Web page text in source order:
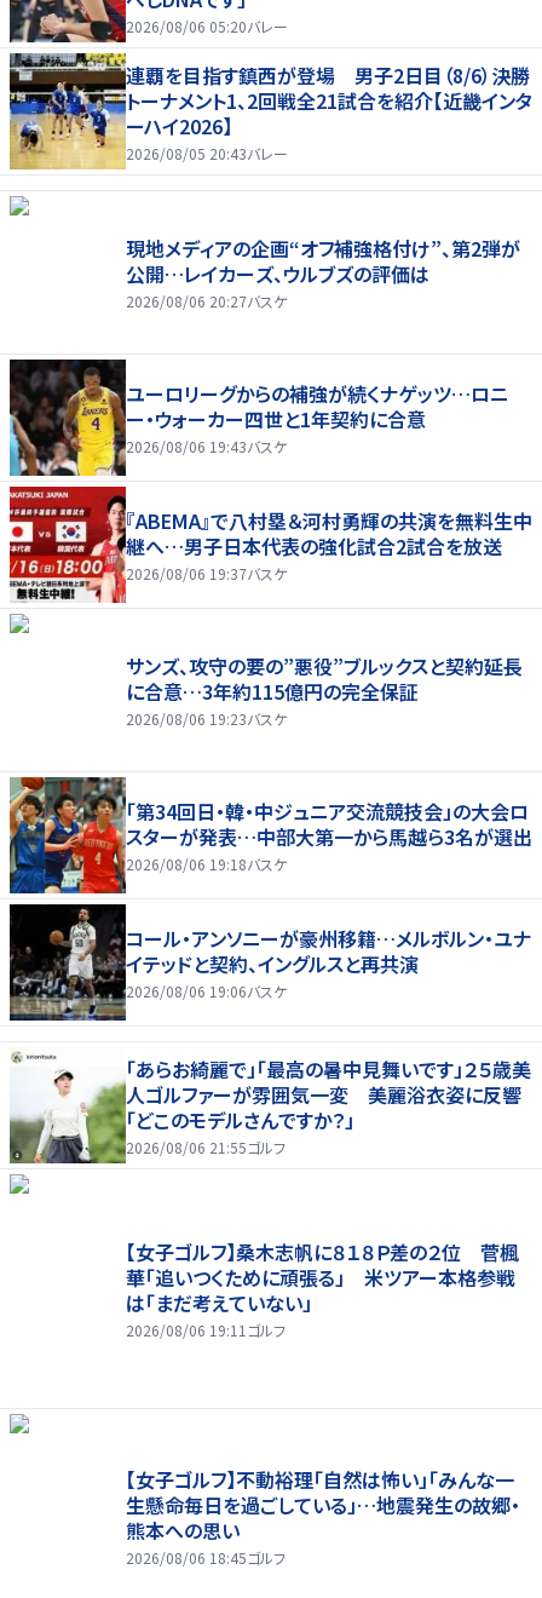
2026/08/06 05:20バレー
連覇を目指す鎮西が登場 男子2日目（8/6）決勝
トーナメント1、2回戦全21試合を紹介【近畿インタ
ーハイ2026】
2026/08/05 20:43バレー
現地メディアの企画“オフ補強格付け”、第2弾が
公開…レイカーズ、ウルブズの評価は
2026/08/06 20:27バスケ
ユーロリーグからの補強が続くナゲッツ…ロニ
ー・ウォーカー四世と1年契約に合意
2026/08/06 19:43バスケ
『ABEMA』で八村塁＆河村勇輝の共演を無料生中
継へ…男子日本代表の強化試合2試合を放送
2026/08/06 19:37バスケ
サンズ、攻守の要の”悪役”ブルックスと契約延長
に合意…3年約115億円の完全保証
2026/08/06 19:23バスケ
「第34回日・韓・中ジュニア交流競技会」の大会ロ
スターが発表…中部大第一から馬越ら3名が選出
2026/08/06 19:18バスケ
コール・アンソニーが豪州移籍…メルボルン・ユナ
イテッドと契約、イングルスと再共演
2026/08/06 19:06バスケ
「あらお綺麗で」「最高の暑中見舞いです」２５歳美
人ゴルファーが雰囲気一変 美麗浴衣姿に反響
「どこのモデルさんですか？」
2026/08/06 21:55ゴルフ
【女子ゴルフ】桑木志帆に８１８Ｐ差の２位 菅楓
華「追いつくために頑張る」 米ツアー本格参戦
は「まだ考えていない」
2026/08/06 19:11 ゴルフ
【女子ゴルフ】不動裕理「自然は怖い」「みんな一
生懸命毎日を過ごしている」…地震発生の故郷・
熊本への思い
2026/08/06 18:45ゴルフ